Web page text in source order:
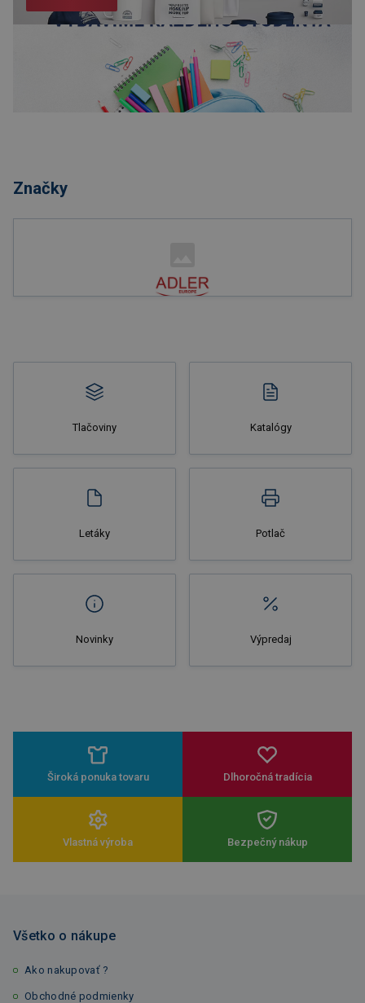
Značky
Tlačoviny Katalógy
Letáky Potlač
Novinky Výpredaj
Široká ponuka tovaru Dlhoročná tradícia
Vlastná výroba Bezpečný nákup
Všetko o nákupe
Ako nakupovať ?
Obchodné podmienky